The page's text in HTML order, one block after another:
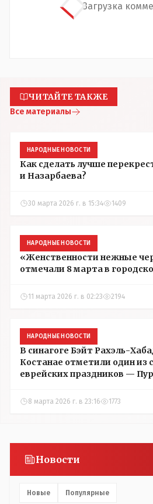
Загрузка
ЧИТАЙТЕ ТАКЖЕ
Все материалы
НАРОДНЫЕ НОВОСТИ
Как сделать лучше
и Назарбаева?
30 марта 2026 г. в 15:34 1409
НАРОДНЫЕ НОВОСТИ
«Женственности нежные
отмечали 8 марта в
11 марта 2026 г. в 02:23 2194
НАРОДНЫЕ НОВОСТИ
В синагоге Бэйт Рахэль-
Костанае отметили один из
еврейских праздников —
8 марта 2026 г. в 23:16 1773
Новости
Новые Популярные